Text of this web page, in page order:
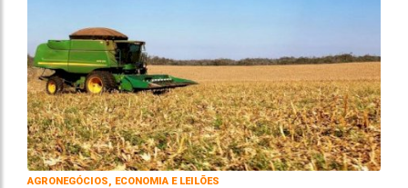
AGRONEGÓCIOS, ECONOMIA E LEILÕES